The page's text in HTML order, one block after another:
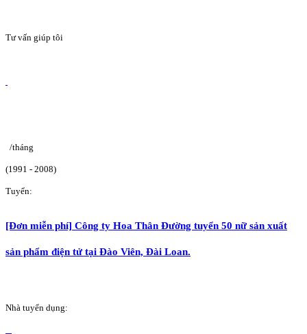
Tư vấn giúp tôi
/tháng
(1991 - 2008)
Tuyển:
[Đơn miễn phí] Công ty Hoa Thân Đường tuyển 50 nữ sản xuất
sản phẩm điện tử tại Đào Viên, Đài Loan.
Nhà tuyển dụng: